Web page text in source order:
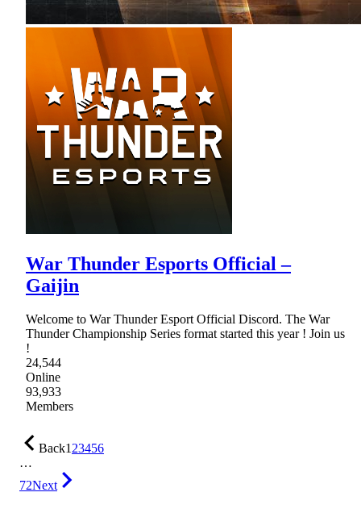
War Thunder Esports Official –
Gaijin
Welcome to War Thunder Esport Official Discord. The War
Thunder Championship Series format started this year ! Join us
!
24,544
Online
93,933
Members
Back123456
…
72Next